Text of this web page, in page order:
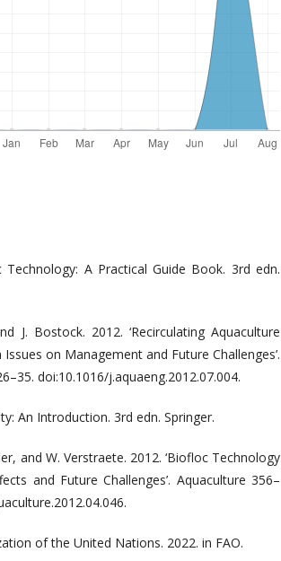
Technology: A Practical Guide Book. 3rd edn.
J. Bostock. 2012. ‘Recirculating Aquaculture
on Management and Future Challenges’.
doi:10.1016/j.aquaeng.2012.07.004.
An Introduction. 3rd edn. Springer.
and W. Verstraete. 2012. ‘Biofloc Technology
and Future Challenges’. Aquaculture 356–
of the United Nations. 2022. in FAO.